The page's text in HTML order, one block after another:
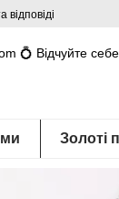
відповіді
💍 Відчуйте
Золоті